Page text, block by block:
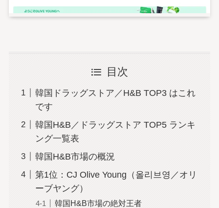
目次
韓国ドラッグストア／H&B TOP3 はこれ
です
韓国H&B／ドラッグストア TOP5 ランキ
ング一覧表
韓国H&B市場の概況
第1位：CJ Olive Young（올리브영／オリ
ーブヤング）
韓国H&B市場の絶対王者